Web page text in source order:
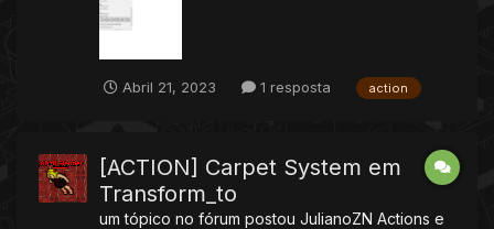
17:10:37] In a timer event called from: [21/04/2023
17:10:37] data/actions/scripts/Basic/c...
Abril 21, 2023 1 resposta action
[ACTION] Carpet System em
Transform_to
um tópico no fórum postou JulianoZN Actions e